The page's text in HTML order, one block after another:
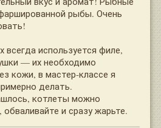
рыбы. Очень
используется филе,
— их необходимо
кожи, в мастер-классе я
делать.
котлеты можно
и сразу жарьте.